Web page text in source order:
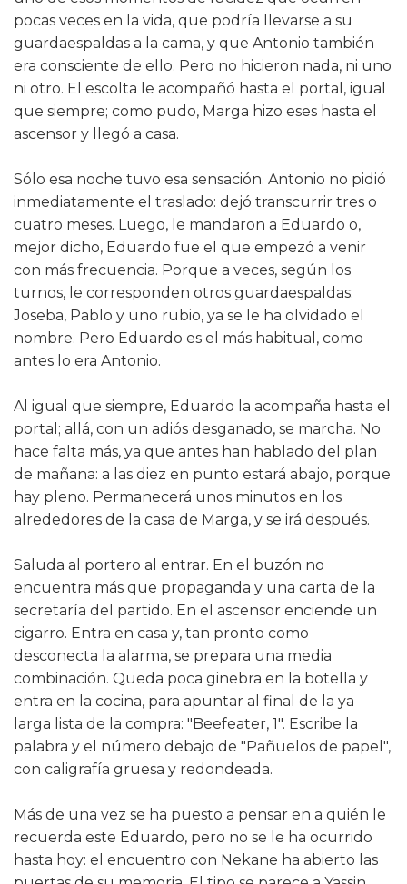
pocas veces en la vida, que podría llevarse a su
guardaespaldas a la cama, y que Antonio también
era consciente de ello. Pero no hicieron nada, ni uno
ni otro. El escolta le acompañó hasta el portal, igual
que siempre; como pudo, Marga hizo eses hasta el
ascensor y llegó a casa.
Sólo esa noche tuvo esa sensación. Antonio no pidió
inmediatamente el traslado: dejó transcurrir tres o
cuatro meses. Luego, le mandaron a Eduardo o,
mejor dicho, Eduardo fue el que empezó a venir
con más frecuencia. Porque a veces, según los
turnos, le corresponden otros guardaespaldas;
Joseba, Pablo y uno rubio, ya se le ha olvidado el
nombre. Pero Eduardo es el más habitual, como
antes lo era Antonio.
Al igual que siempre, Eduardo la acompaña hasta el
portal; allá, con un adiós desganado, se marcha. No
hace falta más, ya que antes han hablado del plan
de mañana: a las diez en punto estará abajo, porque
hay pleno. Permanecerá unos minutos en los
alrededores de la casa de Marga, y se irá después.
Saluda al portero al entrar. En el buzón no
encuentra más que propaganda y una carta de la
secretaría del partido. En el ascensor enciende un
cigarro. Entra en casa y, tan pronto como
desconecta la alarma, se prepara una media
combinación. Queda poca ginebra en la botella y
entra en la cocina, para apuntar al final de la ya
larga lista de la compra: "Beefeater, 1". Escribe la
palabra y el número debajo de "Pañuelos de papel",
con caligrafía gruesa y redondeada.
Más de una vez se ha puesto a pensar en a quién le
recuerda este Eduardo, pero no se le ha ocurrido
hasta hoy: el encuentro con Nekane ha abierto las